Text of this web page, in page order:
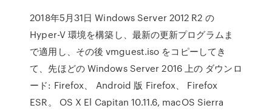
2018年5月31日 Windows Server 2012 R2 の
Hyper-V 環境を構築し、最新の更新プログラムま
で適用し、その後 vmguest.iso をコピーしてき
て、先ほどの Windows Server 2016 上の ダウンロ
ード: Firefox、 Android 版 Firefox、 Firefox
ESR。 OS X El Capitan 10.11.6, macOS Sierra